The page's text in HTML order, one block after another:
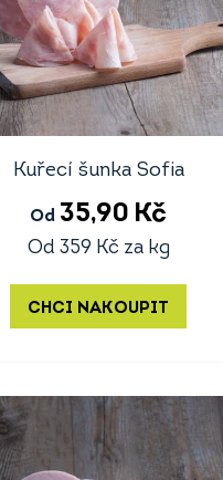
Kuřecí šunka Sofia
Od 35,90 Kč
Od 359 Kč za kg
CHCI NAKOUPIT